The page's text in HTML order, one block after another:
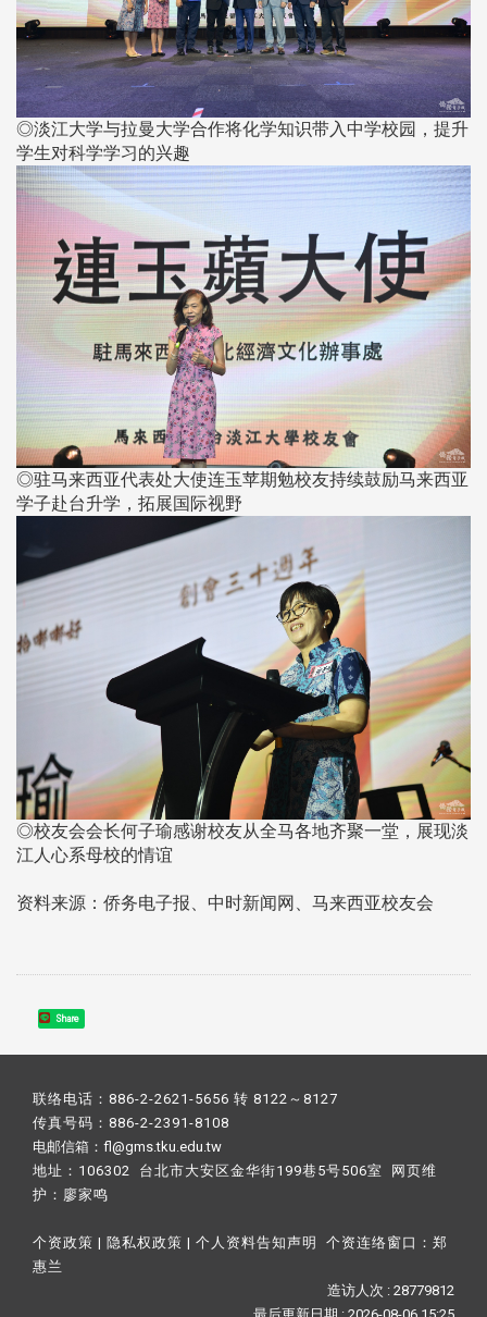
◎淡江大学与拉曼大学合作将化学知识带入中学校园，提升
学生对科学学习的兴趣
◎驻马来西亚代表处大使连玉苹期勉校友持续鼓励马来西亚
学子赴台升学，拓展国际视野
◎校友会会长何子瑜感谢校友从全马各地齐聚一堂，展现淡
江人心系母校的情谊
资料来源：侨务电子报、中时新闻网、马来西亚校友会
Share
联络电话：886-2-2621-5656 转 8122～8127
传真号码：886-2-2391-8108
电邮信箱：fl@gms.tku.edu.tw
地址：106302 台北市大安区金华街199巷5号506室 网页维
护： 廖家鸣​
个资政策 | 隐私权政策 | 个人资料告知声明 个资连络窗口： 郑
惠兰
造访人次 : 28779812